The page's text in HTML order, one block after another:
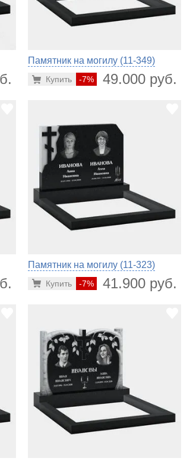
Памятник на могилу (11-349)
-7% 49.000 руб.
Купить
Памятник на могилу (11-323)
-7% 41.900 руб.
Купить